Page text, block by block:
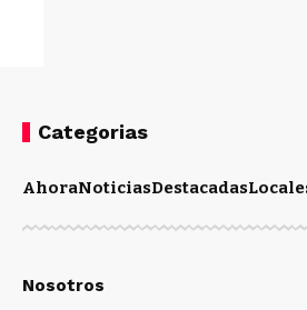
Categorias
AhoraNoticiasDestacadas
Nosotros